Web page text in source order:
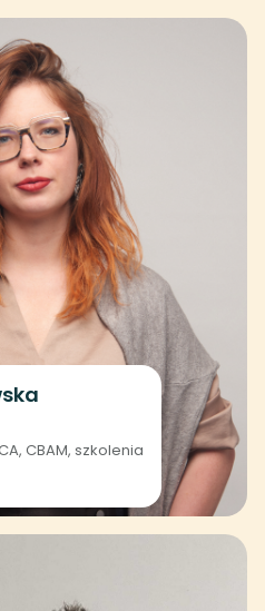
CBAM, szkolenia